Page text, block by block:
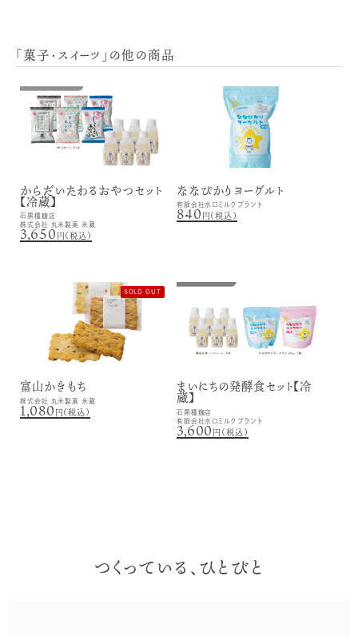
「菓子・スイーツ」の他の商品
からだいたわるおやつセット
【冷蔵】
石黒種麹店
株式会社 丸米製菓 米蔵
3,650円（税込）
ななぴかりヨーグルト
有限会社水口ミルクプラント
840円（税込）
SOLD OUT
富山かきもち
株式会社 丸米製菓 米蔵
1,080円（税込）
まいにちの発酵食セット【冷
蔵】
石黒種麹店
有限会社水口ミルクプラント
3,600円（税込）
つくっている、ひとびと